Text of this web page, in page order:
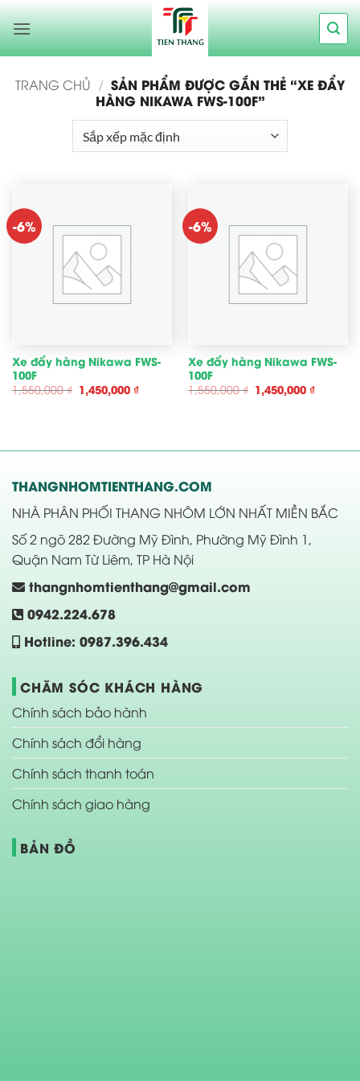
Bỏ
qua
nội
TRANG CHỦ / SẢN PHẨM ĐƯỢC GẮN THẺ “XE ĐẨY
HÀNG NIKAWA FWS-100F”
-6%
Xe đẩy hàng Nikawa FWS-
100F
1,550,000₫ Giá
gốc
1,450,000 ₫Giá
-6%
Xe đẩy hàng Nikawa FWS-
100F
1,550,000₫ Giá
gốc
1,450,000 ₫Giá
THANGNHOMTIENTHANG.COM
NHÀ PHÂN PHỐI THANG NHÔM LỚN NHẤT MIỀN BẮC
Số 2 ngõ 282 Đường Mỹ Đình, Phường Mỹ Đình 1,
Quận Nam Từ Liêm, TP Hà Nội
thangnhomtienthang@gmail.com
0942.224.678
Hotline: 0987.396.434
CHĂM SÓC KHÁCH HÀNG
Chính sách bảo hành
Chính sách đổi hàng
Chính sách thanh toán
Chính sách giao hàng
BẢN ĐỒ